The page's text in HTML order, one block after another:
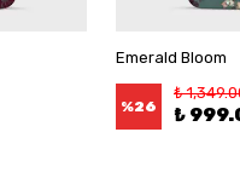
Emerald Bloom
%26
₺
₺